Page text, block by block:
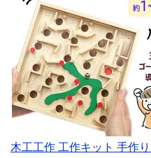
木工工作 工作キット 手作